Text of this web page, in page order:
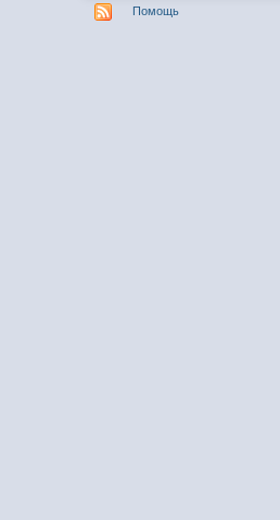
Помощь